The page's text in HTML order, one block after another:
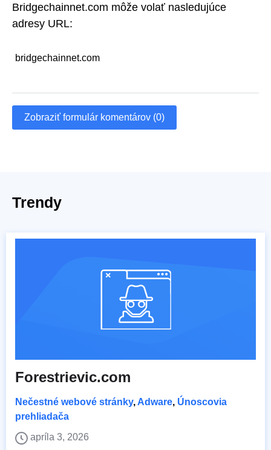
Bridgechainnet.com môže volať nasledujúce
adresy URL:
bridgechainnet.com
Zobraziť formulár komentárov (0)
Trendy
Forestrievic.com
Nečestné webové stránky,Adware, Únoscovia
prehliadača
apríla 3, 2026